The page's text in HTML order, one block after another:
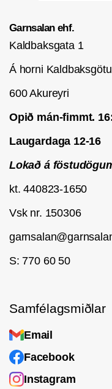
Garnsalan ehf.
Kaldbaksgata 1
Á horni
600 Akureyri
Opið mán-fimmt.
Laugardaga 12-16
Lokað á
kt. 440823-1650
Vsk nr. 150306
S: 770 60 50
Samfélagsmiðlar
Email
Facebook
Instagram